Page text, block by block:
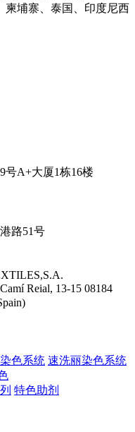
埔寨、泰国、印度尼西
号A+大厦1栋16楼
路51号
Reial, 13-15 08184
色系统 速洗丽染色系统
特色助剂